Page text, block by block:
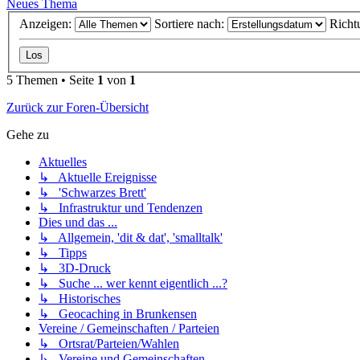
Neues Thema
Anzeigen:
Sortiere nach:
5 Themen • Seite 1 von 1
Zurück zur Foren-Übersicht
Gehe zu
Aktuelles
↳ Aktuelle Ereignisse
↳ 'Schwarzes Brett'
↳ Infrastruktur und Tendenzen
Dies und das ...
↳ Allgemein, 'dit & dat', 'smalltalk'
↳ Tipps
↳ 3D-Druck
↳ Suche ... wer kennt eigentlich ...?
↳ Historisches
↳ Geocaching in Brunkensen
Vereine / Gemeinschaften / Parteien
↳ Ortsrat/Parteien/Wahlen